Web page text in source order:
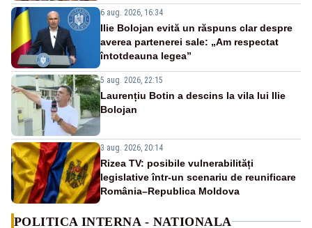
6 aug. 2026, 16:34
Ilie Bolojan evită un răspuns clar despre
averea partenerei sale: „Am respectat
întotdeauna legea”
5 aug. 2026, 22:15
Laurențiu Botin a descins la vila lui Ilie
Bolojan
3 aug. 2026, 20:14
Rizea TV: posibile vulnerabilități
legislative într-un scenariu de reunificare
România–Republica Moldova
POLITICA INTERNA - NATIONALA